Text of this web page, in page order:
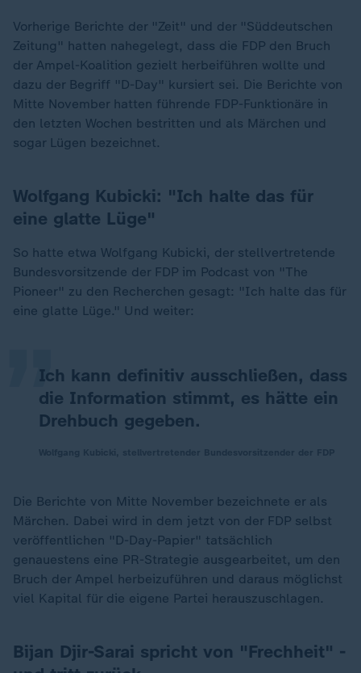
Vorherige Berichte der "Zeit" und der "Süddeutschen
Zeitung" hatten nahegelegt, dass die FDP den Bruch
der Ampel-Koalition gezielt herbeiführen wollte und
dazu der Begriff "D-Day" kursiert sei. Die Berichte von
Mitte November hatten führende FDP-Funktionäre in
den letzten Wochen bestritten und als Märchen und
sogar Lügen bezeichnet.
Wolfgang Kubicki: "Ich halte das für
eine glatte Lüge"
So hatte etwa Wolfgang Kubicki, der stellvertretende
Bundesvorsitzende der FDP im Podcast von "The
Pioneer" zu den Recherchen gesagt: "Ich halte das für
eine glatte Lüge." Und weiter:
Ich kann definitiv ausschließen, dass
die Information stimmt, es hätte ein
Drehbuch gegeben.
„
Die Berichte von Mitte November bezeichnete er als
Märchen. Dabei wird in dem jetzt von der FDP selbst
veröffentlichen "D-Day-Papier" tatsächlich
genauestens eine PR-Strategie ausgearbeitet, um den
Bruch der Ampel herbeizuführen und daraus möglichst
viel Kapital für die eigene Partei herauszuschlagen.
Bijan Djir-Sarai spricht von "Frechheit" -